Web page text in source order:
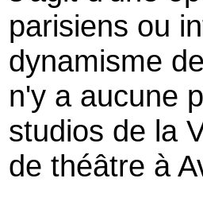
parisiens ou
dynamisme
n'y a aucune
studios de la
de théâtre à